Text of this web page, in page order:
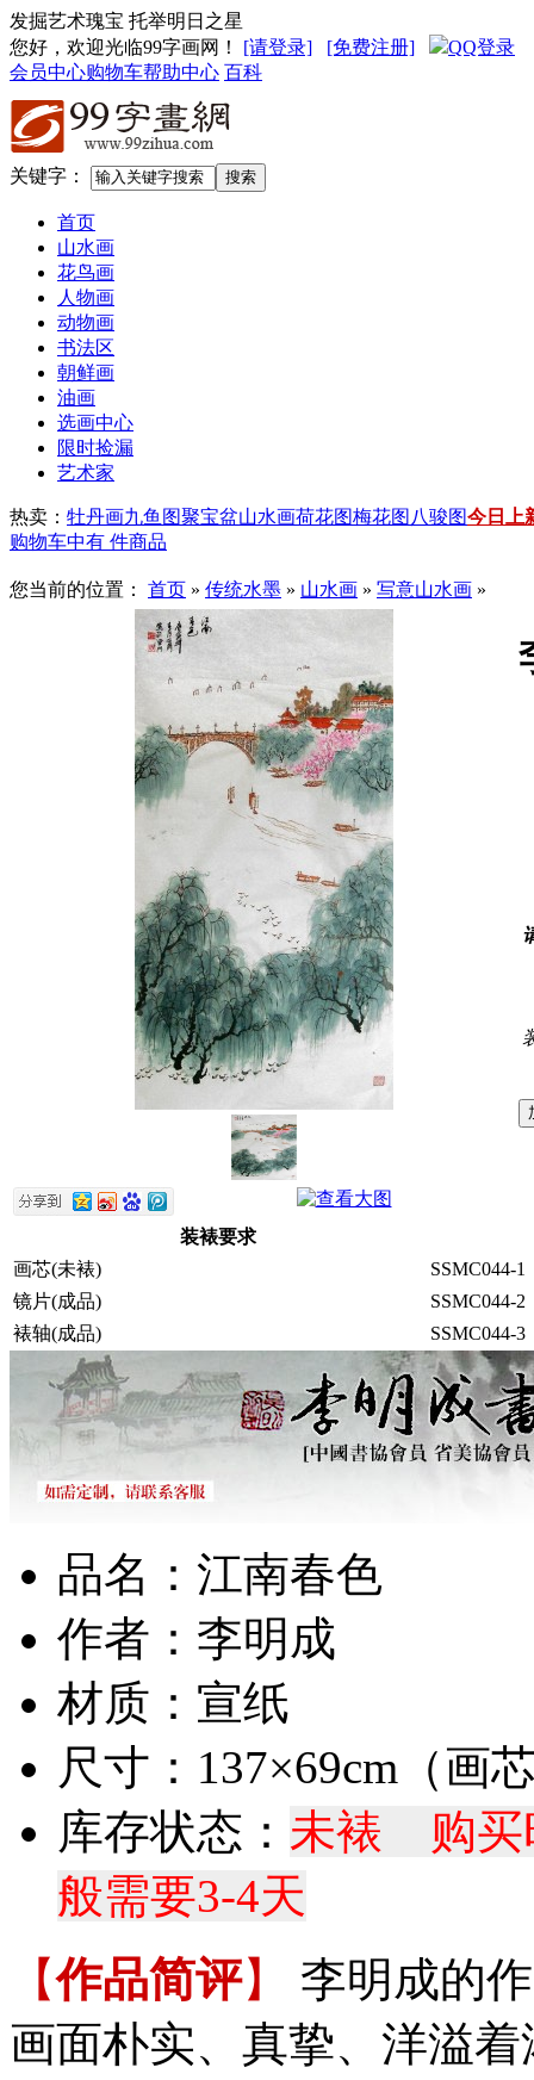
发掘艺术瑰宝 托举明日之星
您好，欢迎光临99字画网 ！ [请登录] [免费注册]
QQ登录
会员中心购物车帮助中心 百科
关键字：
首页
山水画
花鸟画
人物画
动物画
书法区
朝鲜画
油画
选画中心
限时捡漏
艺术家
热卖： 牡丹画九鱼图聚宝盆山水画荷花图梅花图 八骏图今日上
购物车中有 件商品
您当前的位置： 首页 » 传统水墨 » 山水画 » 写意山水画 »
装裱要求
画芯(未裱)
SSMC044-1
镜片(成品)
SSMC044-2
裱轴(成品)
SSMC044-3
品名：江南春色
作者：李明成
材质：宣纸
尺寸：137×69cm（画
库存状态： 未裱 购买
般需要3-4天
【作品简评】
李明成的
画面朴实、真挚、洋溢